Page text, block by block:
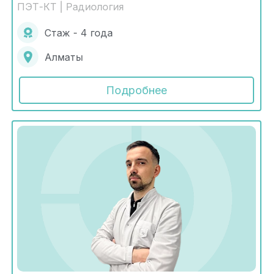
ПЭТ-КТ | Радиология
Стаж - 4 года
Алматы
Подробнее